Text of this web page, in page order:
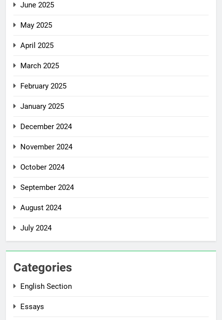
June 2025
May 2025
April 2025
March 2025
February 2025
January 2025
December 2024
November 2024
October 2024
September 2024
August 2024
July 2024
Categories
English Section
Essays